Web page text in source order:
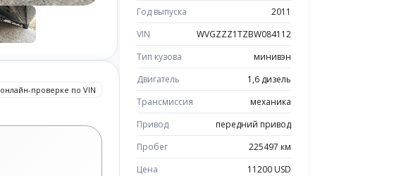
проверке по VIN
Год выпуска
2011
VIN
WVGZZZ1TZBW084112
Тип кузова
минивэн
Двигатель
1,6 дизель
Трансмиссия
механика
Привод
передний привод
Пробег
225497 км
Цена
11200 USD